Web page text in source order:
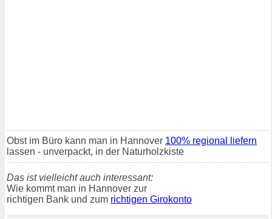
Obst im Büro kann man in Hannover 100% regional liefern
lassen - unverpackt, in der Naturholzkiste
Das ist vielleicht auch interessant:
Wie kommt man in Hannover zur
richtigen Bank und zum richtigen Girokonto